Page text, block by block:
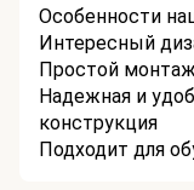
Особенности
Интересный
Простой монтаж
Надежная и
конструкция
Подходит для